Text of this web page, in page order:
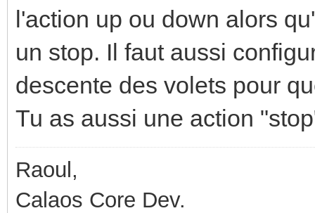
l'action up ou down alors
un stop. Il faut aussi
descente des volets pour
Tu as aussi une action
Raoul,
Calaos Core Dev.